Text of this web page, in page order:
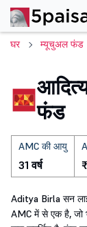
घर म्यूचुअल फंड
फंड
AMC की आयु
31 वर्ष
Aditya Birla सन
AMC में से एक है, जो